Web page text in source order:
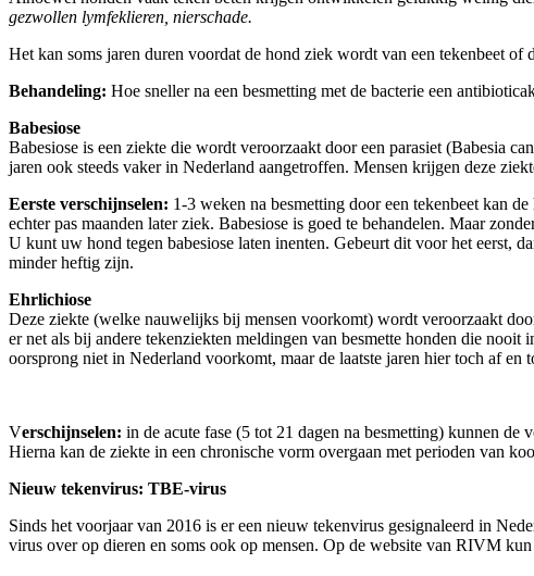
gezwollen lymfeklieren, nierschade.
Het kan soms jaren duren voordat de hond ziek wordt van een tekenbeet
Behandeling: Hoe sneller na een besmetting met de bacterie een
Babesiose
Babesiose is een ziekte die wordt veroorzaakt door een parasiet (Babesia
jaren ook steeds vaker in Nederland aangetroffen. Mensen krijgen deze
Eerste verschijnselen: 1-3 weken na besmetting door een tekenbeet kan de
echter pas maanden later ziek. Babesiose is goed te behandelen. Maar
U kunt uw hond tegen babesiose laten inenten. Gebeurt dit voor het eerst,
minder heftig zijn.
Ehrlichiose
Deze ziekte (welke nauwelijks bij mensen voorkomt) wordt veroorzaakt
er net als bij andere tekenziekten meldingen van besmette honden die
oorsprong niet in Nederland voorkomt, maar de laatste jaren hier toch af en
Verschijnselen: in de acute fase (5 tot 21 dagen na besmetting) kunnen de
Hierna kan de ziekte in een chronische vorm overgaan met perioden van
Nieuw tekenvirus: TBE-virus
Sinds het voorjaar van 2016 is er een nieuw tekenvirus gesignaleerd in
virus over op dieren en soms ook op mensen. Op de website van RIVM